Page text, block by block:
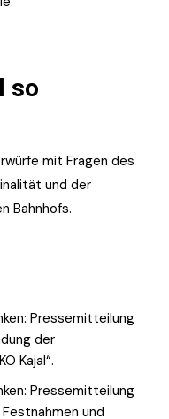
so
mit Fragen des
und der
Bahnhofs.
Pressemitteilung
der
Kajal“.
Pressemitteilung
und